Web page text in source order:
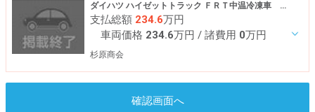
ダイハツ ハイゼットトラック ＦＲＴ中温冷凍車 片側スライドドア仕様
支払総額 234.6万円
車両価格 234.6万円 / 諸費用 0万円
杉原商会
確認画面へ